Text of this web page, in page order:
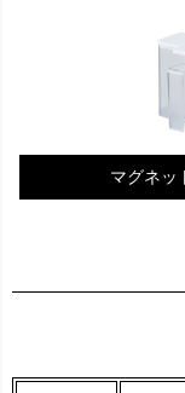
マグネッ